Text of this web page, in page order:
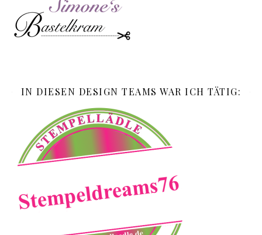
IN DIESEN DESIGN TEAMS WAR ICH TÄTIG: